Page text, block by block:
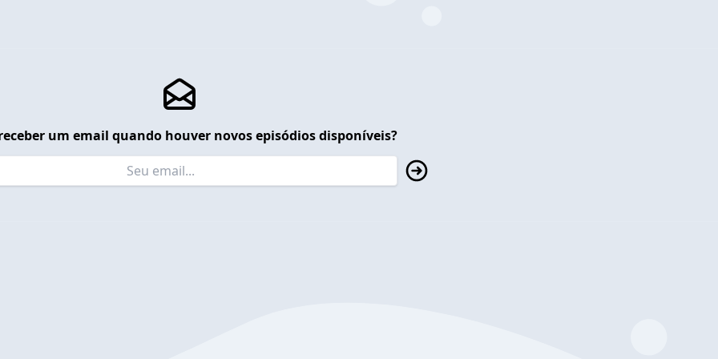
um email quando houver novos episódios disponíveis?